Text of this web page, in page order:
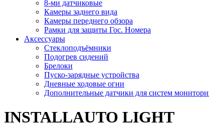
8-ми датчиковые
Камеры заднего вида
Камеры переднего обзора
Рамки для защиты Гос. Номера
Аксессуары
Стеклоподъёмники
Подогрев сидений
Брелоки
Пуско-зарядные устройства
Дневные ходовые огни
Дополнительные датчики для систем
INSTALLAUTO LIGHT